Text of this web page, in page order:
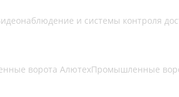
и системы контроля
ворота АлютехПромышленные